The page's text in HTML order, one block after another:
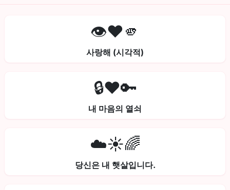
👁️❤️🫵
사랑해 (시각적)
🔒❤️🔑
내 마음의 열쇠
☁️☀️🌈
당신은 내 햇살입니다.